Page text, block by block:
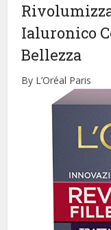
Ialuronico
Bellezza
By L’Oréal Paris